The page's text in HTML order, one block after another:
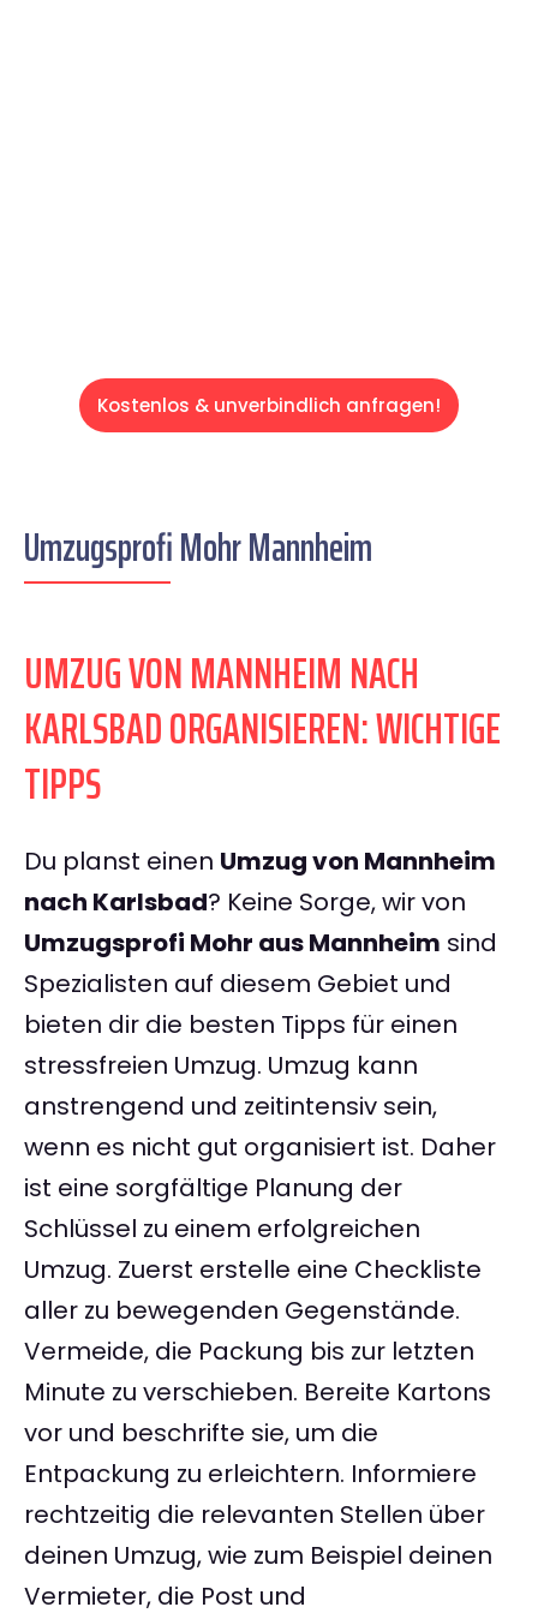
Kostenlos & unverbindlich anfragen!
Umzugsprofi Mohr Mannheim
UMZUG VON MANNHEIM NACH
KARLSBAD ORGANISIEREN: WICHTIGE
TIPPS
Du planst einen Umzug von Mannheim
nach Karlsbad? Keine Sorge, wir von
Umzugsprofi Mohr aus Mannheim sind
Spezialisten auf diesem Gebiet und
bieten dir die besten Tipps für einen
stressfreien Umzug. Umzug kann
anstrengend und zeitintensiv sein,
wenn es nicht gut organisiert ist. Daher
ist eine sorgfältige Planung der
Schlüssel zu einem erfolgreichen
Umzug. Zuerst erstelle eine Checkliste
aller zu bewegenden Gegenstände.
Vermeide, die Packung bis zur letzten
Minute zu verschieben. Bereite Kartons
vor und beschrifte sie, um die
Entpackung zu erleichtern. Informiere
rechtzeitig die relevanten Stellen über
deinen Umzug, wie zum Beispiel deinen
Vermieter, die Post und